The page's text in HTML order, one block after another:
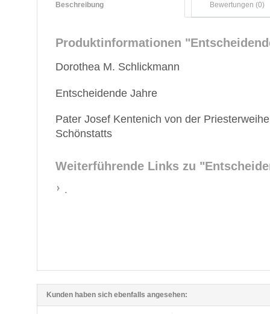
Beschreibung Bewertungen (0)
Produktinformationen
Dorothea M. Schlickmann
Entscheidende Jahre
Pater Josef Kentenich von der
Schönstatts
Weiterführende Links zu
.
Kunden haben sich ebenfalls angesehen: